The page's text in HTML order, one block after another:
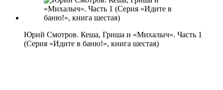
Юрий Смотров. Кеша, Гриша и «Михалыч». Часть 1
(Серия «Идите в баню!», книга шестая)